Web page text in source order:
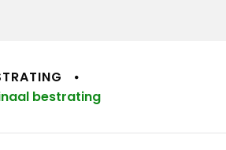
bestrating